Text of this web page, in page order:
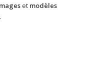
et modèles
.